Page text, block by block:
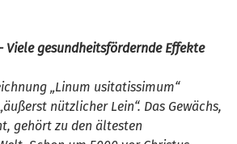
gesundheitsfördernde Effekte
„Linum usitatissimum“
nützlicher Lein“. Das Gewächs,
gehört zu den ältesten